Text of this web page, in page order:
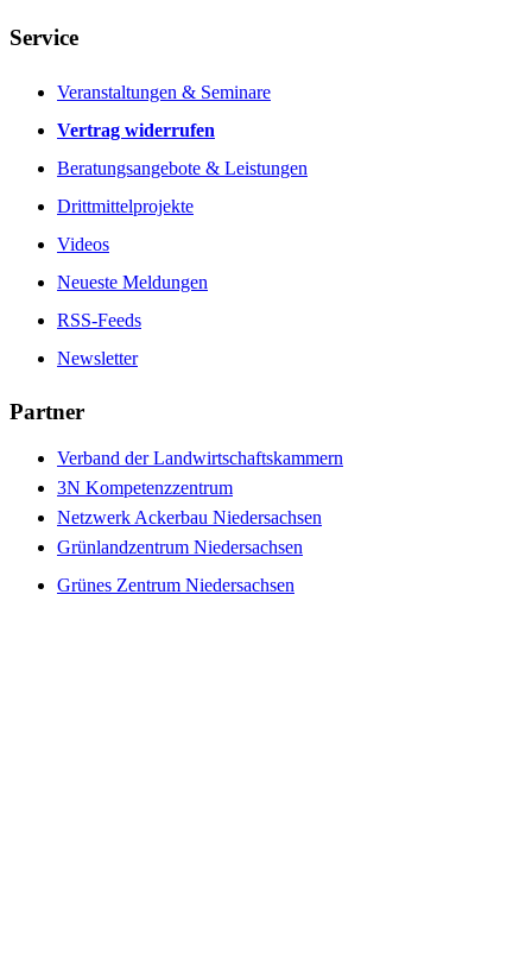
Service
Veranstaltungen & Seminare
Vertrag widerrufen
Beratungsangebote & Leistungen
Drittmittelprojekte
Videos
Neueste Meldungen
RSS-Feeds
Newsletter
Partner
Verband der Landwirtschaftskammern
3N Kompetenzzentrum
Netzwerk Ackerbau Niedersachsen
Grünlandzentrum Niedersachsen
Grünes Zentrum Niedersachsen